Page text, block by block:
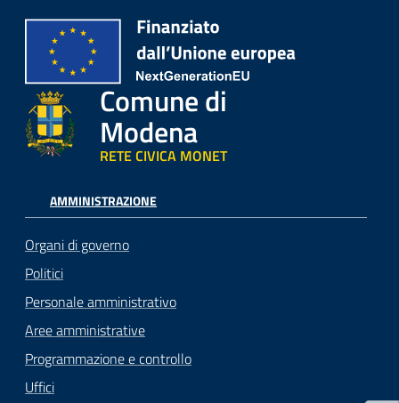
Comune di
Modena
RETE CIVICA MONET
AMMINISTRAZIONE
Organi di governo
Politici
Personale amministrativo
Aree amministrative
Programmazione e controllo
Uffici